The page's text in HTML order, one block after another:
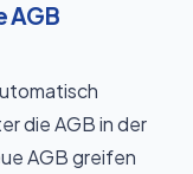
AGB
die AGB in der
AGB greifen